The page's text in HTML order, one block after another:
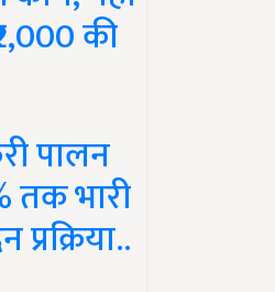
की
पालन
तक भारी